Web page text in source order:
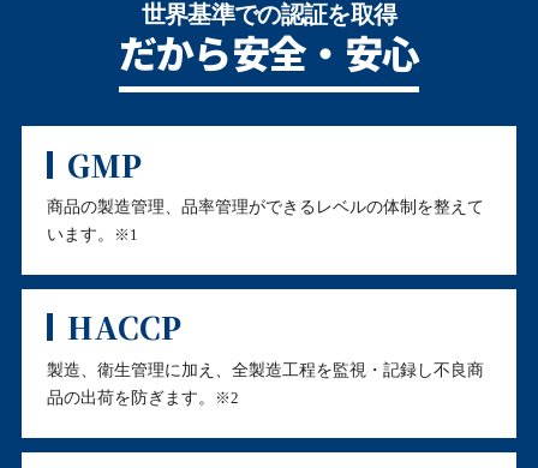
世界基準での認証を取得
だから安全・安心
GMP
商品の製造管理、品率管理ができるレベルの体制を整えて
います。
※1
HACCP
製造、衛生管理に加え、全製造工程を監視・記録し不良商
品の出荷を防ぎます。
※2